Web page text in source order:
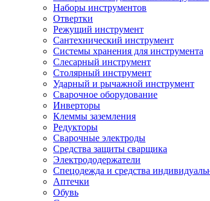
Наборы инструментов
Отвертки
Режущий инструмент
Сантехнический инструмент
Системы хранения для инструмента
Слесарный инструмент
Столярный инструмент
Ударный и рычажной инструмент
Сварочное оборудование
Инверторы
Клеммы заземления
Редукторы
Сварочные электроды
Средства защиты сварщика
Электрододержатели
Спецодежда и средства
Аптечки
Обувь